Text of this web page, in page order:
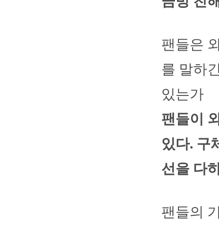
팬들은
를 말하
있는가
팬들이
있다. 구
선을 다
팬들의